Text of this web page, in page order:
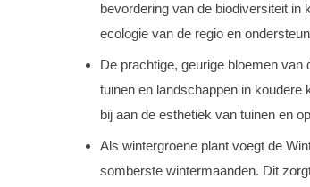
bevordering van de biodiversiteit in
ecologie van de regio en
De prachtige, geurige bloemen
tuinen en landschappen in
bij aan de esthetiek van tuinen en
Als wintergroene plant voegt de
somberste wintermaanden. Dit